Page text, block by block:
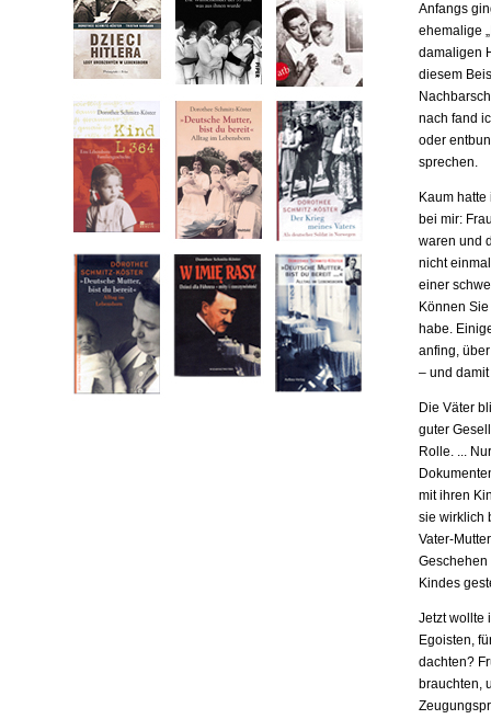
Anfangs
ehemalige
damaligen
diesem
nach fand
oder
sprechen.
Kaum
bei mir:
waren und
nicht
einer
Können
habe.
anfing,
– und
Die Väter
guter
Rolle. ...
mit ihren
sie wirklich
Vater-
Geschehen
Kindes
Jetzt wollte
Egoisten,
dachten?
brauchten,